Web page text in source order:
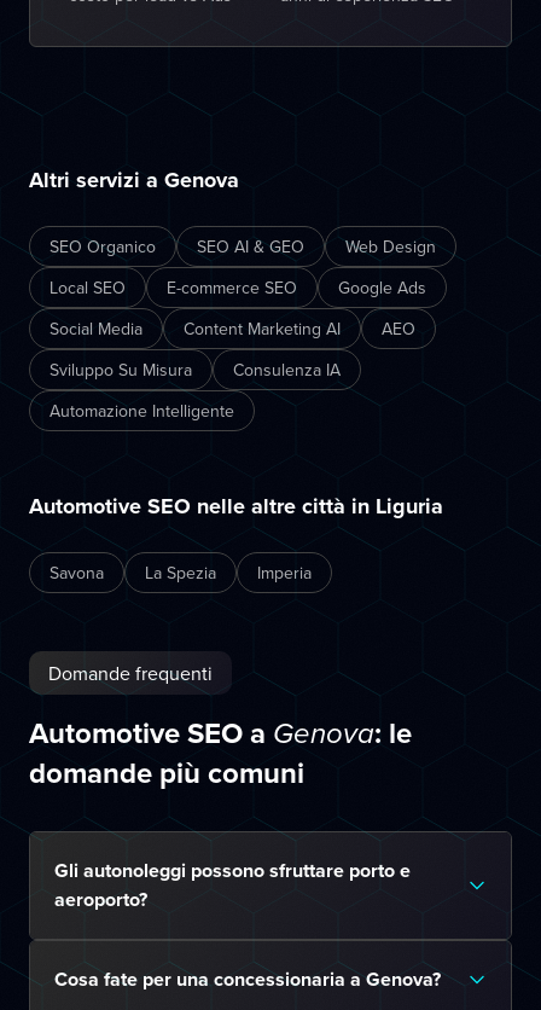
Altri servizi a Genova
SEO Organico SEO AI & GEO
Web Design
Local SEO
E-commerce SEO
Google Ads
Social Media
Content Marketing AI
AEO
Sviluppo Su Misura
Consulenza IA
Automazione Intelligente
Automotive SEO nelle altre città in Liguria
Savona La Spezia Imperia
Domande frequenti
Automotive SEO a Genova: le
domande più comuni
Gli autonoleggi possono sfruttare porto e
aeroporto?
Cosa fate per una concessionaria a Genova?